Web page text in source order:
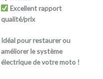
Excellent rapport
qualité/prix
Idéal pour restaurer ou
améliorer le système
électrique de votre moto !